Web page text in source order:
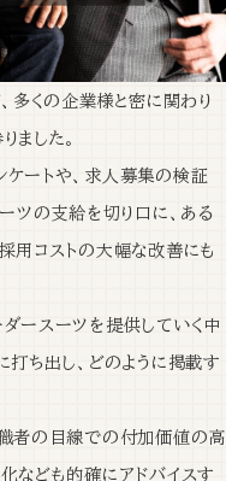
くの企業様と密に関わり
ました。
ートや、求人募集の検証
ツの支給を切り口に、ある
用コストの大幅な改善にも
ースーツを提供していく中
打ち出し、どのように掲載す
者の目線での付加価値の高
なども的確にアドバイスす